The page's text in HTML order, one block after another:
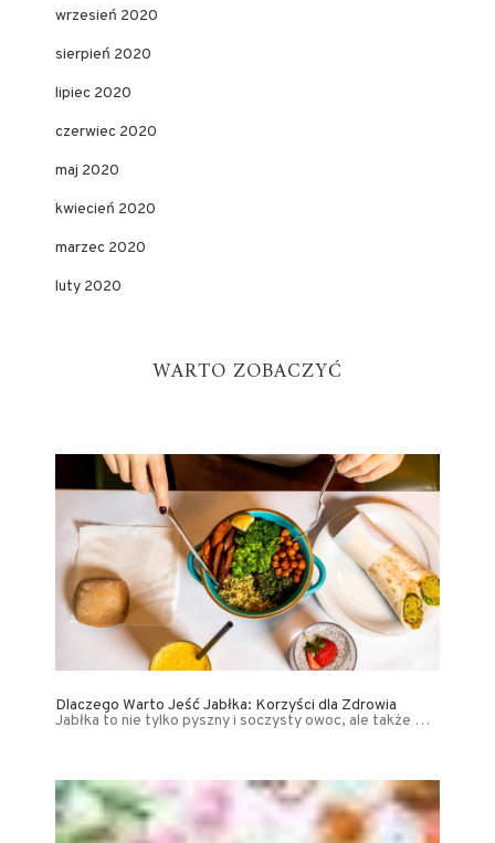
wrzesień 2020
sierpień 2020
lipiec 2020
czerwiec 2020
maj 2020
kwiecień 2020
marzec 2020
luty 2020
WARTO ZOBACZYĆ
Dlaczego Warto Jeść Jabłka: Korzyści dla Zdrowia
Jabłka to nie tylko pyszny i soczysty owoc, ale także …